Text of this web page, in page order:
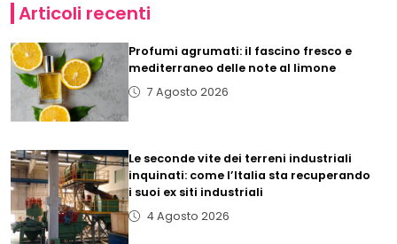
Articoli recenti
Profumi agrumati: il fascino fresco e
mediterraneo delle note al limone
7 Agosto 2026
Le seconde vite dei terreni industriali
inquinati: come l’Italia sta recuperando
i suoi ex siti industriali
4 Agosto 2026